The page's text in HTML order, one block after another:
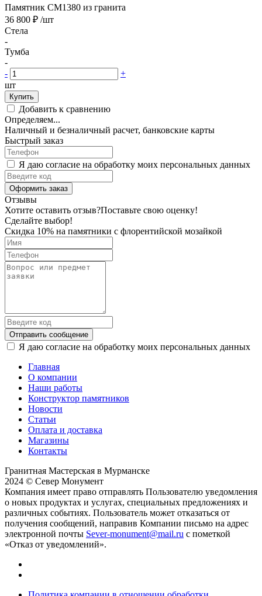
Памятник CM1380 из гранита
36 800 ₽ /шт
Стела
-
Тумба
-
-
+
шт
Купить
Добавить к сравнению
Определяем...
Наличный и безналичный расчет, банковские карты
Быстрый заказ
Я даю согласие на обработку моих персональных данных
Оформить заказ
Отзывы
Хотите оставить отзыв?Поставьте свою оценку!
Сделайте выбор!
Скидка 10% на памятники с флорентийской мозайкой
Отправить сообщение
Я даю согласие на обработку моих персональных данных
Главная
О компании
Наши работы
Конструктор памятников
Новости
Статьи
Оплата и доставка
Магазины
Контакты
Гранитная Мастерская в Мурманске
2024 © Север Монумент
Компания имеет право отправлять Пользователю уведомления
о новых продуктах и услугах, специальных предложениях и
различных событиях. Пользователь может отказаться от
получения сообщений, направив Компании письмо на адрес
электронной почты Sever-monument@mail.ru с пометкой
«Отказ от уведомлений».